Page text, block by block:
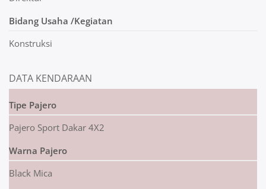
Bidang Usaha /Kegiatan
Konstruksi
DATA KENDARAAN
Tipe Pajero
Pajero Sport Dakar 4X2
Warna Pajero
Black Mica